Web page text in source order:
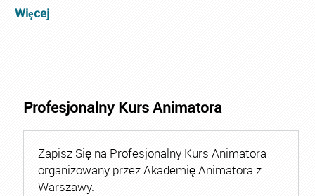
Więcej
Profesjonalny Kurs Animatora
Zapisz Się na Profesjonalny Kurs Animatora
organizowany przez Akademię Animatora z
Warszawy.